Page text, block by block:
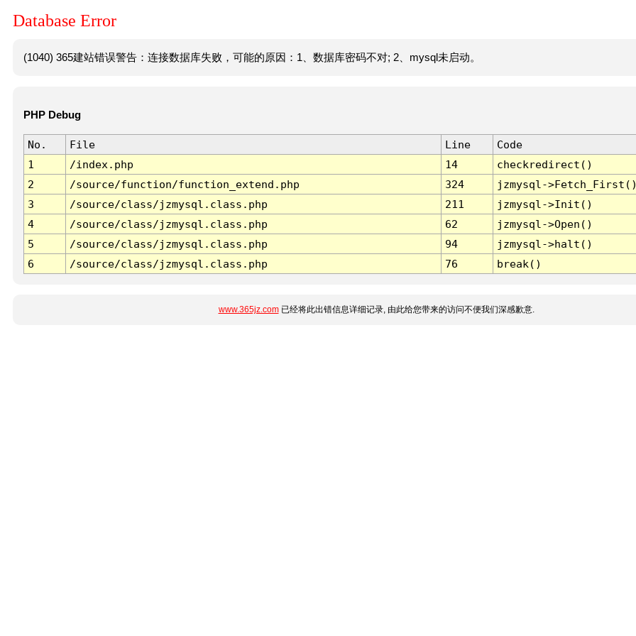
Database Error
(1040) 365建站错误警告：连接数据库失败，可能的原因：1、数据库密码不对; 2、mysql未启动。
PHP Debug
No. File Line
Code
1
/index.php 14
checkredirect()
2
/source/function/function_extend.php 324
jzmysql-
3
/source/class/jzmysql.class.php 211
jzmysql->Init()
4
/source/class/jzmysql.class.php 62
jzmysql->Open()
5
/source/class/jzmysql.class.php 94
jzmysql->halt()
6
/source/class/jzmysql.class.php 76 break()
www.365jz.com已经将此出错信息详细记录, 由此给您带来的访问不便我们深感歉意.